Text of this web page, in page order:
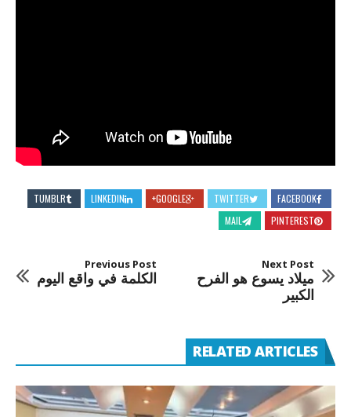
FACEBOOK
TWITTER
GOOGLE+
LINKEDIN
TUMBLR
PINTEREST
MAIL
Previous Post
الكلمة في واقع اليوم
Next Post
ميلاد يسوع هو الفرح
الكبير
RELATED ARTICLES